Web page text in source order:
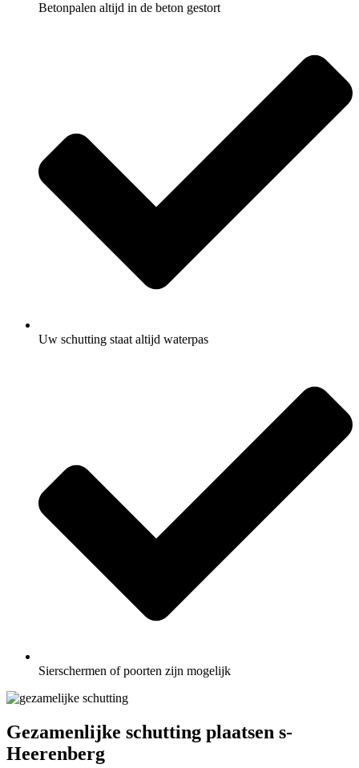
Betonpalen altijd in de beton gestort
Uw schutting staat altijd waterpas
Sierschermen of poorten zijn mogelijk
Gezamenlijke schutting plaatsen s-
Heerenberg